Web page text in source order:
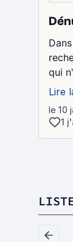
qui
Lire
le 10
1